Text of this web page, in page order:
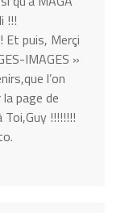
!!!
Et puis, Merçi
IMAGES »
l’on
page de
Toi,Guy !!!!!!!!